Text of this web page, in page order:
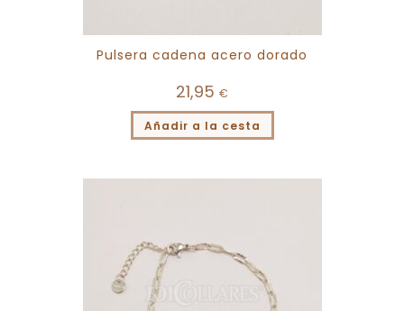
Pulsera cadena acero dorado
21,95 €
Añadir a la cesta